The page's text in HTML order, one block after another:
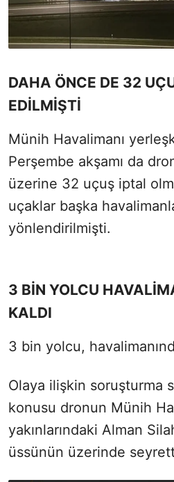
DAHA ÖNCE DE 32
EDİLMİŞTİ
Münih Havalimanı
Perşembe akşamı da
üzerine 32 uçuş iptal
uçaklar başka
yönlendirilmişti.
3 BİN YOLCU
KALDI
3 bin yolcu,
Olaya ilişkin soruşturma
konusu dronun Münih
yakınlarındaki Alman
üssünün üzerinde